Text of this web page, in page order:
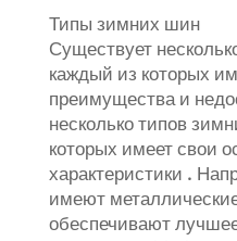
Типы зимних шин
Существует
каждый из которых
преимущества и
несколько типов
которых имеет свои
характеристики .
имеют
обеспечивают